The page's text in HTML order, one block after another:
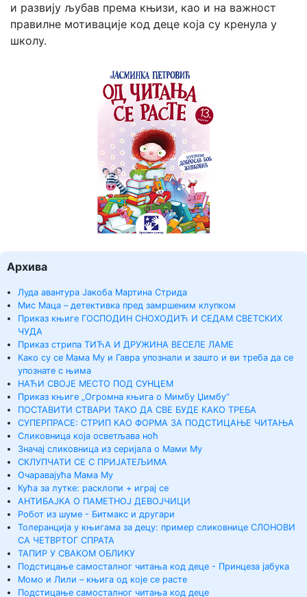
и развију љубав према књизи, као и на важност
правилне мотивације код деце која су кренула у
школу.
Архива
Луда авантура Јакоба Мартина Стрида
Мис Маца – детективка пред замршеним клупком
Приказ књиге ГОСПОДИН СНОХОДИЋ И СЕДАМ СВЕТСКИХ
ЧУДА
Приказ стрипа ТИЋА И ДРУЖИНА ВЕСЕЛЕ ЛАМЕ
Како су се Мама Му и Гавра упознали и зашто и ви треба да се
упознате с њима
НАЋИ СВОЈЕ МЕСТО ПОД СУНЦЕМ
Приказ књиге „Огромна књига о Мимбу Џимбу“
ПОСТАВИТИ СТВАРИ ТАКО ДА СВЕ БУДЕ КАКО ТРЕБА
СУПЕРПРАСЕ: СТРИП КАО ФОРМА ЗА ПОДСТИЦАЊЕ ЧИТАЊА
Сликовница која осветљава ноћ
Значај сликовница из серијала о Мами Му
СКЛУПЧАТИ СЕ С ПРИЈАТЕЉИМА
Очаравајућа Мама Му
Кућа за лутке: расклопи + играј се
АНТИБАЈКА О ПАМЕТНОЈ ДЕВОЈЧИЦИ
Робот из шуме - Битмакс и другари
Толеранција у књигама за децу: пример сликовнице СЛОНОВИ
СА ЧЕТВРТОГ СПРАТА
ТАПИР У СВАКОМ ОБЛИКУ
Подстицање самосталног читања код деце - Принцеза јабука
Момо и Лили – књига од које се расте
Подстицање самосталног читања код деце